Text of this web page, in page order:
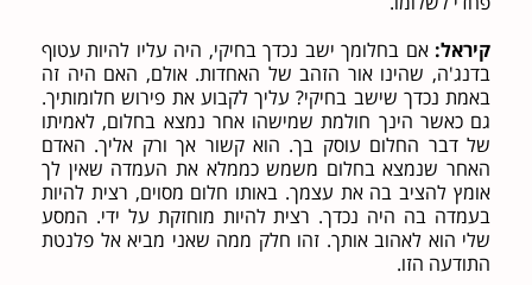
קיראל:אם בחלומך ישב נכדך בחיקי, היה עליו להיות עטוף
בדנג'ה, שהינו אור הזהב של האחדות. אולם, האם היה זה
באמת נכדך שישב בחיקי? עליך לקבוע את פירוש חלומותיך.
גם כאשר הינך חולמת שמישהו אחר נמצא בחלום, לאמיתו
של דבר החלום עוסק בך. הוא קשור אך ורק אליך. האדם
האחר שנמצא בחלום משמש כממלא את העמדה שאין לך
אומץ להציב בה את עצמך. באותו חלום מסוים, רצית להיות
בעמדה בה היה נכדך. רצית להיות מוחזקת על ידי. המסע
שלי הוא לאהוב אותך. זהו חלק ממה שאני מביא אל פלנטת
התודעה הזו.